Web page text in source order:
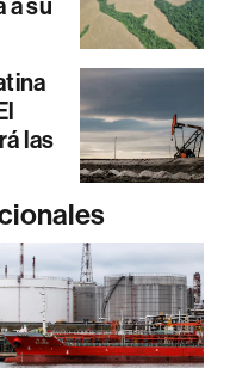
a su
las